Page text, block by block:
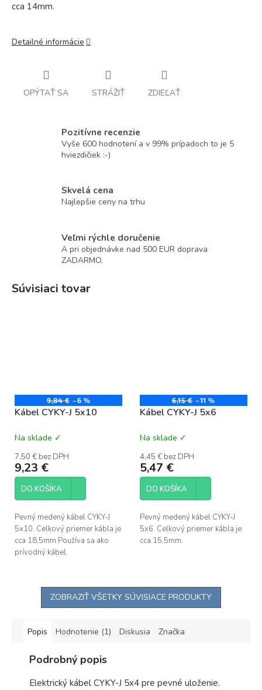
cca 14mm.
Detailné informácie
OPÝTAŤ SA STRÁŽIŤ ZDIEĽAŤ
Pozitívne recenzie
Vyše 600 hodnotení a v 99% prípadoch to je 5
hviezdičiek :-)
Skvelá cena
Najlepšie ceny na trhu
Veľmi rýchle doručenie
A pri objednávke nad 500 EUR doprava
ZADARMO.
Súvisiaci tovar
9,84 € –6 %
Kábel CYKY-J 5x10
Priemerné
produktu
je
5,0
hviezdičiek.
Na sklade ✓
7,50 € bez DPH
9,23 €
DO KOŠÍKA
Pevný medený kábel CYKY-J
5x10. Celkový priemer kábla je
cca 18,5mm.Používa sa ako
prívodný kábel.
6,15 € –11 %
Kábel CYKY-J 5x6
Priemerné
produktu
je
5,0
hviezdičiek.
Na sklade ✓
4,45 € bez DPH
5,47 €
DO KOŠÍKA
Pevný medený kábel CYKY-J
5x6. Celkový priemer kábla je
cca 15,5mm.
ZOBRAZIŤ VŠETKY SÚVISIACE PRODUKTY
Popis Hodnotenie (1) Diskusia Značka
Podrobný popis
Elektrický kábel CYKY-J 5x4 pre pevné uloženie.